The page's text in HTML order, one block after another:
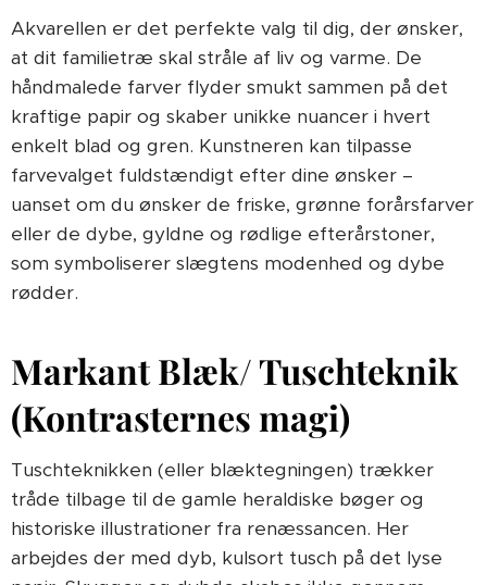
Akvarellen er det perfekte valg til dig, der ønsker,
at dit familietræ skal stråle af liv og varme. De
håndmalede farver flyder smukt sammen på det
kraftige papir og skaber unikke nuancer i hvert
enkelt blad og gren. Kunstneren kan tilpasse
farvevalget fuldstændigt efter dine ønsker –
uanset om du ønsker de friske, grønne forårsfarver
eller de dybe, gyldne og rødlige efterårstoner,
som symboliserer slægtens modenhed og dybe
rødder.
Markant Blæk/ Tuschteknik
(Kontrasternes magi)
Tuschteknikken (eller blæktegningen) trækker
tråde tilbage til de gamle heraldiske bøger og
historiske illustrationer fra renæssancen. Her
arbejdes der med dyb, kulsort tusch på det lyse